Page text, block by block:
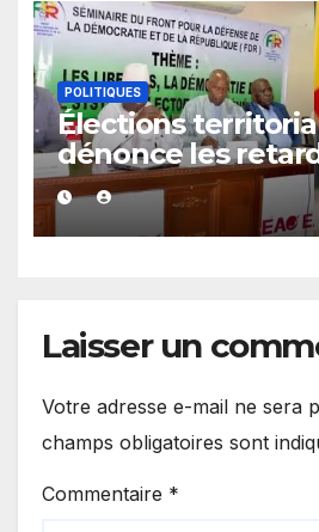
POLITIQUES
Élections
dénonce les
un calendrier
Laisser un
Votre adresse e-mail ne sera
champs obligatoires sont
Commentaire *